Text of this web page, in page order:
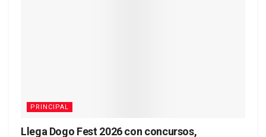
PRINCIPAL
Llega Dogo Fest 2026 con concursos,